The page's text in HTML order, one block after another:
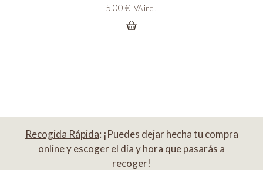
5,00€ IVA incl.
Recogida Rápida: ¡Puedes dejar hecha tu compra
online y escoger el día y hora que pasarás a
recoger!